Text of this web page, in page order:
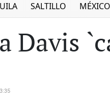
SALTILLO MÉXICO
Davis